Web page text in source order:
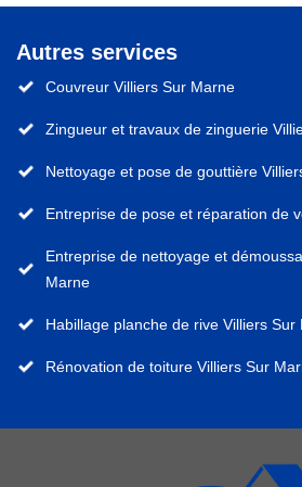
Autres services
Couvreur Villiers Sur Marne
Zingueur et travaux de zinguerie
Nettoyage et pose de gouttière
Entreprise de pose et réparation de
Entreprise de nettoyage et
Marne
Habillage planche de rive Villiers Sur
Rénovation de toiture Villiers Sur